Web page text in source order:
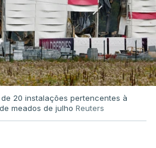
20 instalações pertencentes à
meados de julho Reuters